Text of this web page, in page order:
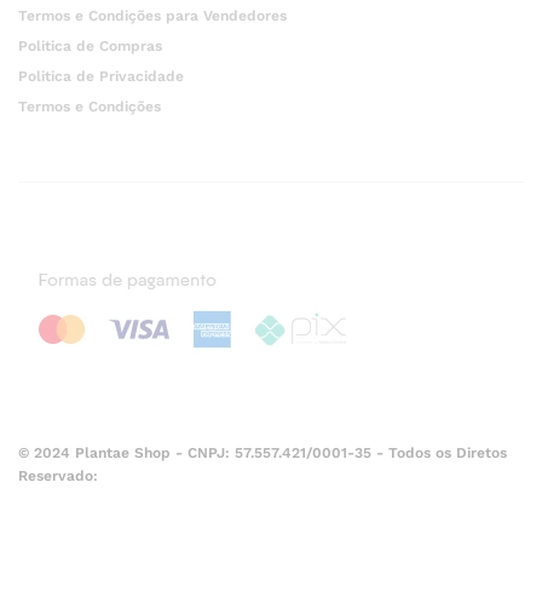
Termos e Condições para Vendedores
Politica de Compras
Politica de Privacidade
Termos e Condições
© 2024 Plantae Shop - CNPJ: 57.557.421/0001-35 - Todos os Diretos
Reservado: